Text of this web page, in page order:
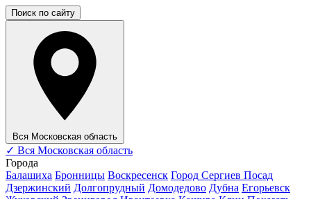
Поиск по сайту
Вся Московская область
✓ Вся Московская область
Города
Балашиха Бронницы Воскресенск Город Сергиев Посад
Дзержинский Долгопрудный Домодедово Дубна Егорьевск